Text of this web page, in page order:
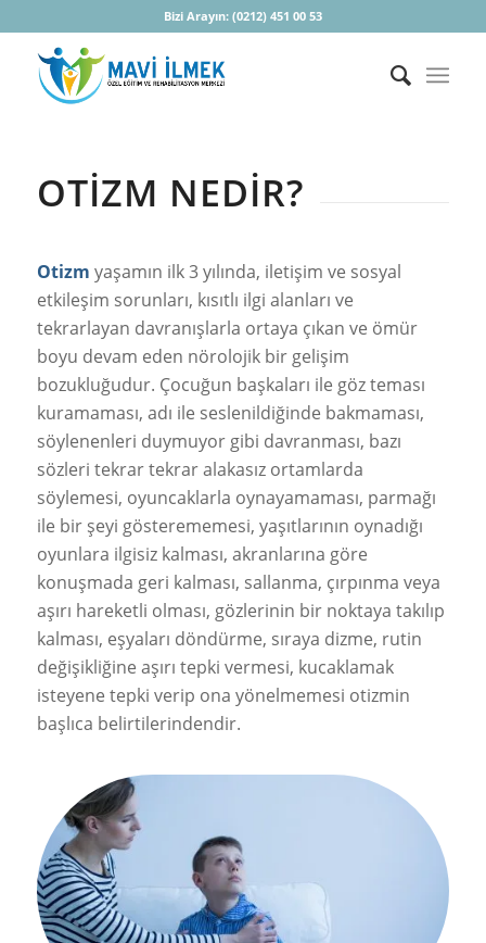
Bizi Arayın: (0212) 451 00 53
OTIZM NEDIR?
Otizm yaşamın ilk 3 yılında, iletişim ve sosyal
etkileşim sorunları, kısıtlı ilgi alanları ve
tekrarlayan davranışlarla ortaya çıkan ve ömür
boyu devam eden nörolojik bir gelişim
bozukluğudur. Çocuğun başkaları ile göz teması
kuramaması, adı ile seslenildiğinde bakmaması,
söylenenleri duymuyor gibi davranması, bazı
sözleri tekrar tekrar alakasız ortamlarda
söylemesi, oyuncaklarla oynayamaması, parmağı
ile bir şeyi gösterememesi, yaşıtlarının oynadığı
oyunlara ilgisiz kalması, akranlarına göre
konuşmada geri kalması, sallanma, çırpınma veya
aşırı hareketli olması, gözlerinin bir noktaya takılıp
kalması, eşyaları döndürme, sıraya dizme, rutin
değişikliğine aşırı tepki vermesi, kucaklamak
isteyene tepki verip ona yönelmemesi otizmin
başlıca belirtilerindendir.